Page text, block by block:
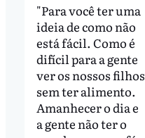
"Para você ter uma
ideia de como não
está fácil. Como é
difícil para a gente
ver os nossos filhos
sem ter alimento.
Amanhecer o dia e
a gente não ter o